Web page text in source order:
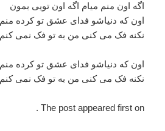
اگه اون منم میام اگه اون تویی بمون
اون که دنیاشو فدای عشق تو کرده منم
نکنه فک می کنی من به تو فک نمی کنم
اون که دنیاشو فدای عشق تو کرده منم
نکنه فک می کنی من به تو فک نمی کنم
The post appeared first on .